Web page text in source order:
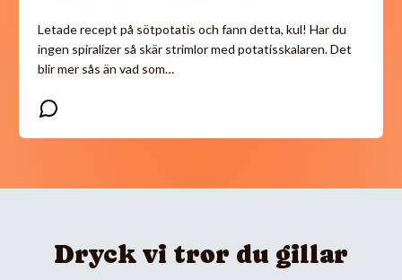
Letade recept på sötpotatis och fann detta, kul! Har du
ingen spiralizer så skär strimlor med potatisskalaren. Det
blir mer sås än vad som…
Dryck vi tror du gillar